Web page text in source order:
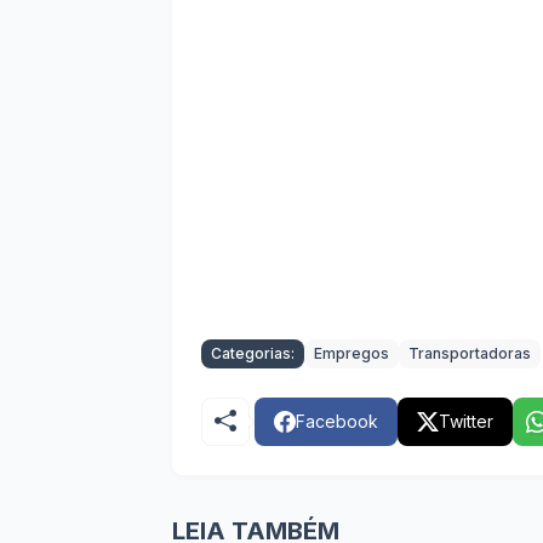
Categorias: Empregos Transportadoras
Facebook Twitter
LEIA TAMBÉM